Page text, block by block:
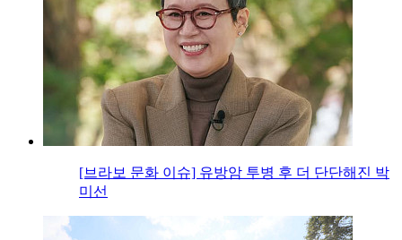
[브라보 문화 이슈] 유방암 투병 후 더 단단해진 박
미선